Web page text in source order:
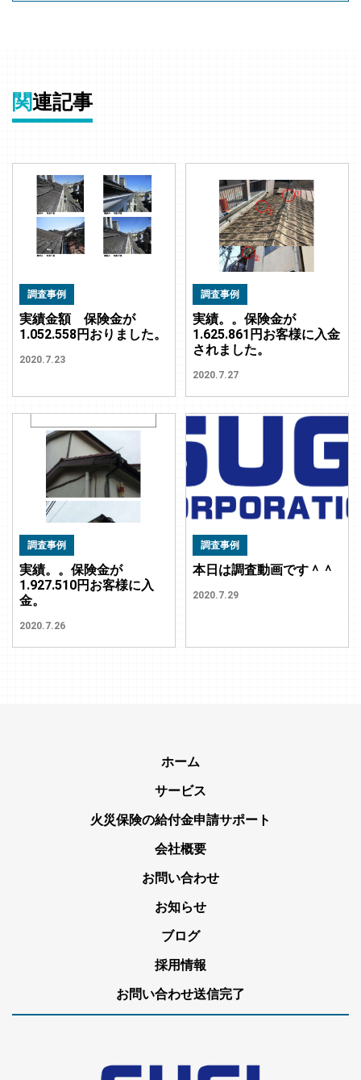
関連記事
調査事例
実績金額 保険金が
1.052.558円おりました。
2020.7.23
調査事例
実績。。保険金が
1.625.861円お客様に入金
されました。
2020.7.27
調査事例
実績。。保険金が
1.927.510円お客様に入
金。
2020.7.26
調査事例
本日は調査動画です＾＾
2020.7.29
ホーム
サービス
火災保険の給付金申請サポート
会社概要
お問い合わせ
お知らせ
ブログ
採用情報
お問い合わせ送信完了